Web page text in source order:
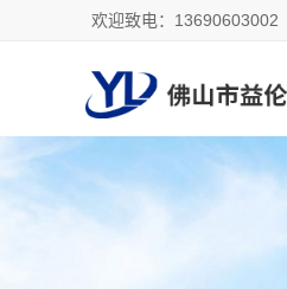
欢迎致电：13690603002